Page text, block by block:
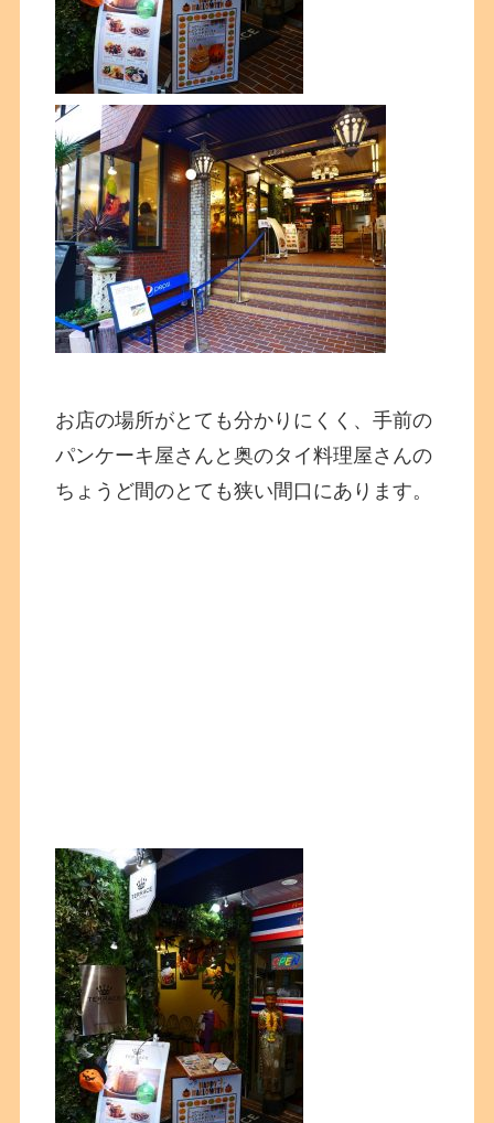
お店の場所がとても分かりにくく、手前の
パンケーキ屋さんと奥のタイ料理屋さんの
ちょうど間のとても狭い間口にあります。